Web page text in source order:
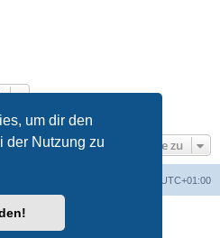
um dir den
der Nutzung zu
• Seite1 von 1
Gehe zu
UTC+01:00
Software © phpBB Limited
phpBB.de